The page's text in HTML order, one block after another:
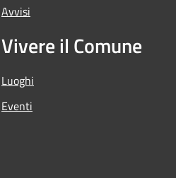
Avvisi
Vivere il Comune
Luoghi
Eventi